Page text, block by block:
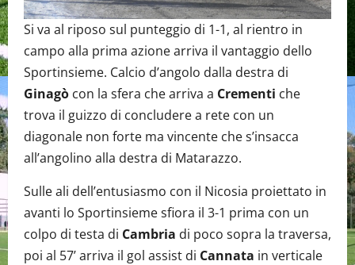
Si va al riposo sul punteggio di 1-1, al rientro in
campo alla prima azione arriva il vantaggio dello
Sportinsieme. Calcio d’angolo dalla destra di
Ginagò con la sfera che arriva a Crementi che
trova il guizzo di concludere a rete con un
diagonale non forte ma vincente che s’insacca
all’angolino alla destra di Matarazzo.
Sulle ali dell’entusiasmo con il Nicosia proiettato in
avanti lo Sportinsieme sfiora il 3-1 prima con un
colpo di testa di Cambria di poco sopra la traversa,
poi al 57’ arriva il gol assist di Cannata in verticale